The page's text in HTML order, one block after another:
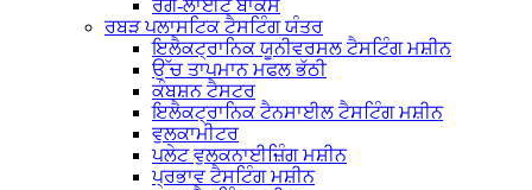
ਰੰਗ-ਲਾਈਟ ਬਾਕਸ
ਰਬੜ ਪਲਾਸਟਿਕ ਟੈਸਟਿੰਗ ਯੰਤਰ
ਇਲੈਕਟ੍ਰਾਨਿਕ ਯੂਨੀਵਰਸਲ ਟੈਸਟਿੰਗ ਮਸ਼ੀਨ
ਉੱਚ ਤਾਪਮਾਨ ਮਫਲ ਭੱਠੀ
ਕੰਬਸ਼ਨ ਟੈਸਟਰ
ਇਲੈਕਟ੍ਰਾਨਿਕ ਟੈਨਸਾਈਲ ਟੈਸਟਿੰਗ ਮਸ਼ੀਨ
ਵੁਲਕਾਮੀਟਰ
ਪਲੇਟ ਵੁਲਕਨਾਈਜ਼ਿੰਗ ਮਸ਼ੀਨ
ਪ੍ਰਭਾਵ ਟੈਸਟਿੰਗ ਮਸ਼ੀਨ